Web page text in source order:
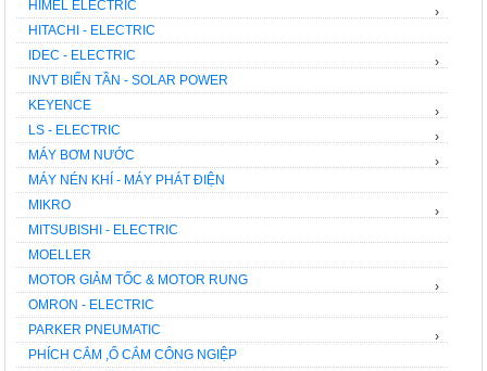
HIMEL ELECTRIC
HITACHI - ELECTRIC
›
IDEC - ELECTRIC
INVT BIẾN TẦN - SOLAR POWER
›
KEYENCE
LS - ELECTRIC
›
MÁY BƠM NƯỚC
›
MÁY NÉN KHÍ - MÁY PHÁT ĐIỆN
›
MIKRO
MITSUBISHI - ELECTRIC
›
MOELLER
MOTOR GIẢM TỐC & MOTOR RUNG
OMRON - ELECTRIC
›
PARKER PNEUMATIC
PHÍCH CẮM ,Ổ CẮM CÔNG NGIỆP
›